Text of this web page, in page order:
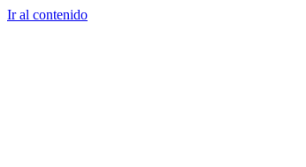
Ir al contenido